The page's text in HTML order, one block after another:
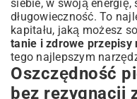
siebie, w swoją energię,
długowieczność. To
kapitału, jaką możesz
tanie i zdrowe przepisy
tego najlepszym
Oszczędność
bez rezygnacji